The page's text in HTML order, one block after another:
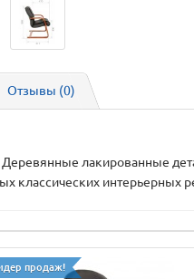
Отзывы (0)
Деревянные лакированные
классических интерьерных
продаж!